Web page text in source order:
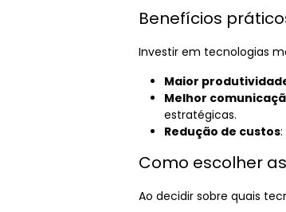
Benefícios
Investir em tecnologias
Maior
Melhor
estratégicas.
Redução de custos
Como escolher
Ao decidir sobre quais